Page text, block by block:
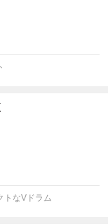
トなVドラム